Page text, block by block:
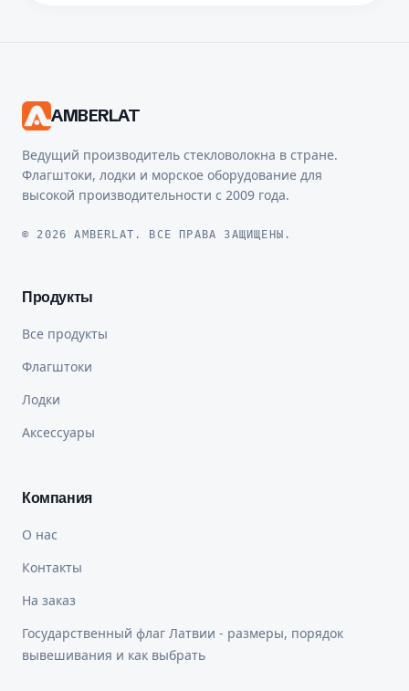
AMBERLAT
Ведущий производитель стекловолокна в стране.
Флагштоки, лодки и морское оборудование для
высокой производительности с 2009 года.
© 2026 AMBERLAT. ВСЕ ПРАВА ЗАЩИЩЕНЫ.
Продукты
Все продукты
Флагштоки
Лодки
Аксессуары
Компания
О нас
Контакты
На заказ
Государственный флаг Латвии - размеры, порядок
вывешивания и как выбрать